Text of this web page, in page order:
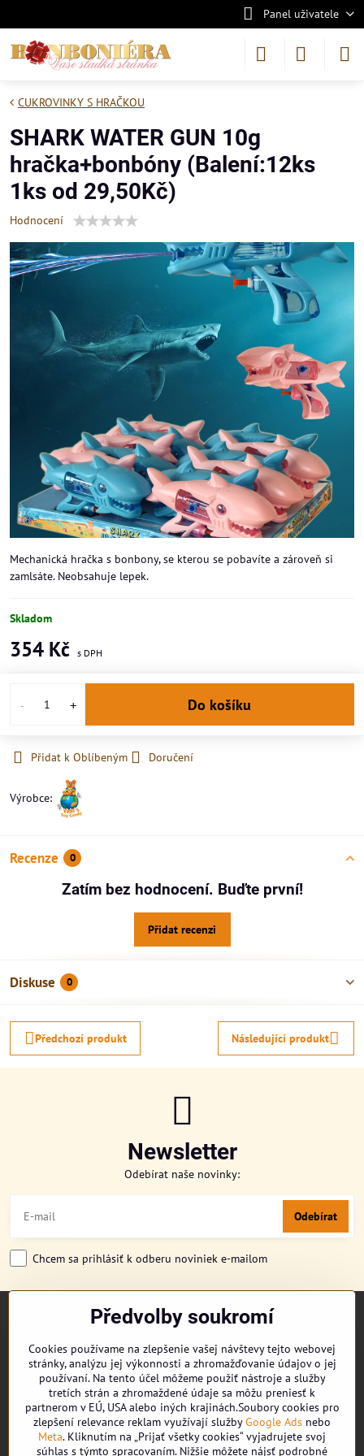
Panel uživatele
CUKROVINKY S HRAČKOU
SHARK WATER GUN 10g
hračka+bonbóny (Balení:12ks
1ks od 29,50Kč)
Hodnocení
Mechanická hračka s bonbony, se kterou se pobavíte a zároveň si
zamlsáte. Neobsahuje lepek.
Skladom
354 Kč
Do košíku
Přidat k Oblíbeným Doručení
Výrobce:
Recenze 0
Zatím bez hodnocení. Buďte první!
Přidat recenzi
Diskuse 0
Předchozí produkt Následující produkt
Newsletter
Odebírat naše novinky:
Odebírat
Chcem sa prihlásiť k odberu noviniek e-mailom
CUKRONOVINKY
DORUČENÍ OBJEDNÁVKY
REKLAMAČNÍ ŘÁD
OBCHODNÍ PODMÍNKY
KONTAKT
Předvolby soukromí
Cookies používame na zlepšenie vašej návštevy tejto webovej
stránky, analýzu jej výkonnosti a zhromažďovanie údajov o jej
používaní. Na tento účel môžeme použiť nástroje a služby
tretích strán a zhromaždené údaje sa môžu preniesť k
partnerom v EÚ, USA alebo iných krajinách.Soubory cookies pro
zlepšení relevance reklam využívají službyGoogle Ads nebo
Meta. Kliknutím na „Prijať všetky cookies“ vyjadrujete svoj
súhlas s týmto spracovaním. Nižšie môžete nájsť podrobné